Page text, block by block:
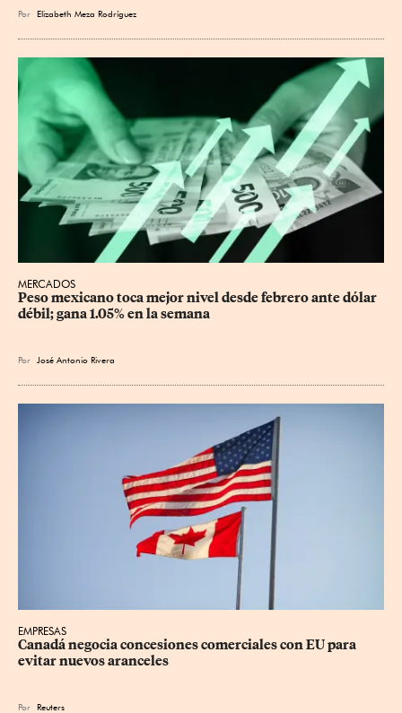
Por Elizabeth Meza Rodríguez
MERCADOS
Peso mexicano toca mejor nivel desde febrero ante dólar
débil; gana 1.05% en la semana
Por José Antonio Rivera
EMPRESAS
Canadá negocia concesiones comerciales con EU para
evitar nuevos aranceles
Por Reuters